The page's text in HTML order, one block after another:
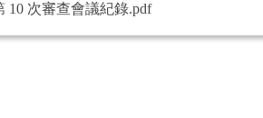
10 次審查會議紀錄.pdf